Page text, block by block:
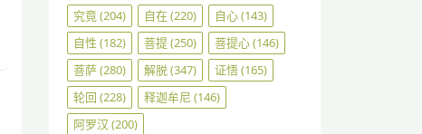
究竟(204) 自在(220) 自心(143)
自性 (182) 菩提(250) 菩提心(146)
菩萨(280) 解脱(347) 证悟(165)
轮回 (228) 释迦牟尼 (146)
阿罗汉 (200)